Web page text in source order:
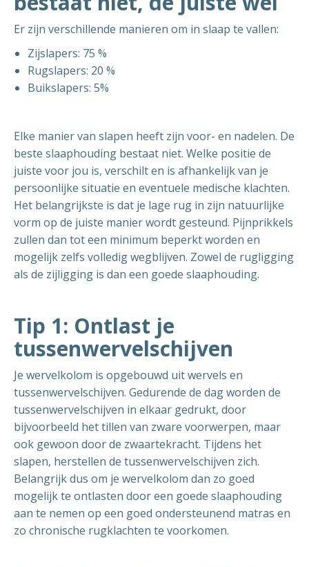
Er zijn verschillende manieren om in slaap te vallen:
Zijslapers: 75 %
Rugslapers: 20 %
Buikslapers: 5%
Elke manier van slapen heeft zijn voor- en nadelen. De
beste slaaphouding bestaat niet. Welke positie de
juiste voor jou is, verschilt en is afhankelijk van je
persoonlijke situatie en eventuele medische klachten.
Het belangrijkste is dat je lage rug in zijn natuurlijke
vorm op de juiste manier wordt gesteund. Pijnprikkels
zullen dan tot een minimum beperkt worden en
mogelijk zelfs volledig wegblijven. Zowel de rugligging
als de zijligging is dan een goede slaaphouding.
Tip 1: Ontlast je
tussenwervelschijven
Je wervelkolom is opgebouwd uit wervels en
tussenwervelschijven. Gedurende de dag worden de
tussenwervelschijven in elkaar gedrukt, door
bijvoorbeeld het tillen van zware voorwerpen, maar
ook gewoon door de zwaartekracht. Tijdens het
slapen, herstellen de tussenwervelschijven zich.
Belangrijk dus om je wervelkolom dan zo goed
mogelijk te ontlasten door een goede slaaphouding
aan te nemen op een goed ondersteunend matras en
zo chronische rugklachten te voorkomen.